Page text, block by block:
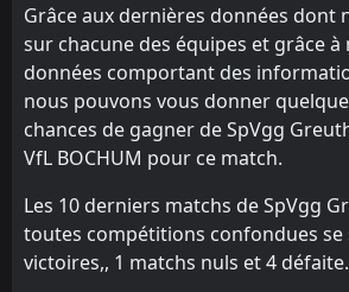
FT
16:00
21Jul
Swansea
VfL BOCHUM
15:00
15Jul
Ajax
VfL BOCHUM
FT
12:00
11Jul
VfL BOCHUM
Antwerp
FT
Grâce aux dernières données dont
sur chacune des équipes et grâce à
données comportant des
nous pouvons vous donner
chances de gagner de SpVgg
VfL BOCHUM pour ce match.
Les 10 derniers matchs de SpVgg
toutes compétitions confondues se
victoires,, 1 matchs nuls et 4 défaite.